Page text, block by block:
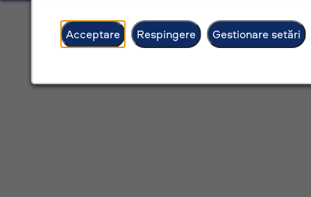
Acceptare Respingere Gestionare setări